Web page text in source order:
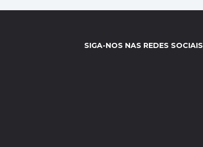
SIGA-NOS NAS REDES SOCIAIS